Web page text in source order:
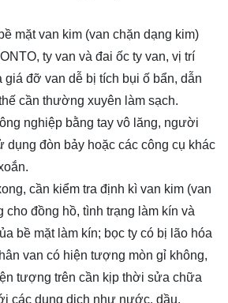
mặt van kim (van chặn dạng kim)
ty van và đai ốc ty van, vị trí
giá đỡ van dễ bị tích bụi ố bẩn, dẫn
cần thường xuyên làm sạch.
nghiệp bằng tay vô lăng, người
đòn bảy hoặc các công cụ khác
cần kiểm tra định kì van kim (van
cho đồng hồ, tình trạng làm kín và
bề mặt làm kín; bọc ty có bị lão hóa
van có hiện tượng mòn gỉ không,
tượng trên cần kịp thời sửa chữa
các dung dịch như nước, dầu,